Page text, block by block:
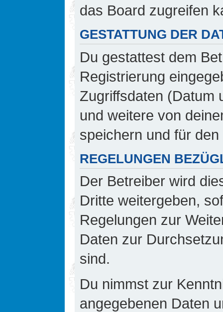
das Board zugreifen
GESTATTUNG DER
Du gestattest dem
Registrierung
Zugriffsdaten (Datum
und weitere von
speichern und für
REGELUNGEN
Der Betreiber wird
Dritte weitergeben,
Regelungen zur
Daten zur
sind.
Du nimmst zur
angegebenen Daten